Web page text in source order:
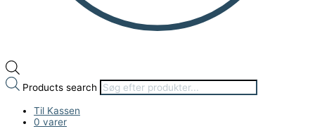
Products search
Til Kassen
0 varer